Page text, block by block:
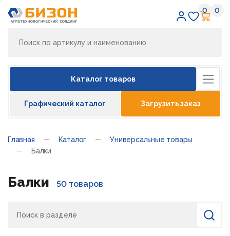
0 0
Каталог товаров
Графический каталог Загрузить заказ
Главная Каталог
Универсальные товары
Балки
Балки 50 товаров
Найти